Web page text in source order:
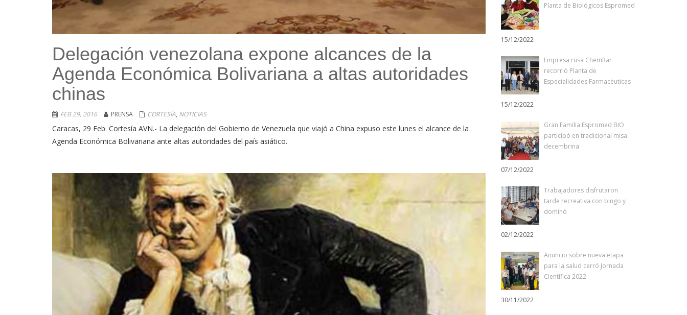
Delegación venezolana expone alcances de la
Agenda Económica Bolivariana a altas autoridades
chinas
FEB 29, 2016 PRENSA CORTESÍA, NOTICIAS
Caracas, 29 Feb. Cortesía AVN.- La delegación del Gobierno de Venezuela que viajó a China expuso este lunes el alcance de la
Agenda Económica Bolivariana ante altas autoridades del país asiático.
Planta de Biológicos Espromed
15/12/2022
Empresa rusa ChemRar
recorrió Planta de
Especialidades Farmacéuticas
15/12/2022
Gran Familia Espromed BIO
participó en tradicional misa
decembrina
07/12/2022
Trabajadores disfrutaron
tarde recreativa con bingo y
dominó
02/12/2022
Anuncio sobre nueva etapa
para la salud cerró Jornada
Científica 2022
30/11/2022